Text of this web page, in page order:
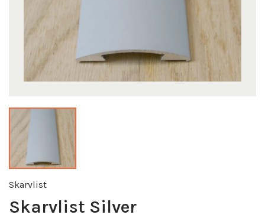
Skarvlist
Skarvlist Silver